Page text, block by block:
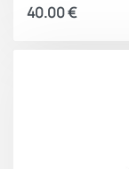
40.00€